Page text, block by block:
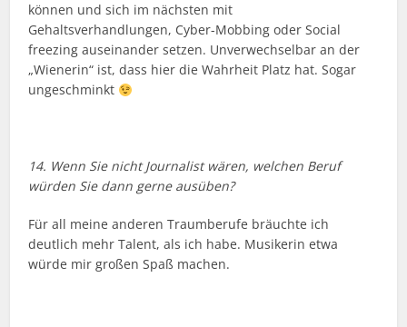
können und sich im nächsten mit
Gehaltsverhandlungen, Cyber-Mobbing oder Social
freezing auseinander setzen. Unverwechselbar an der
„Wienerin“ ist, dass hier die Wahrheit Platz hat. Sogar
ungeschminkt
14. Wenn Sie nicht Journalist wären, welchen Beruf
würden Sie dann gerne ausüben?
Für all meine anderen Traumberufe bräuchte ich
deutlich mehr Talent, als ich habe. Musikerin etwa
würde mir großen Spaß machen.